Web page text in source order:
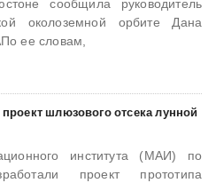
сообщила руководитель
околоземной орбите Дана
ее словам,
шлюзового отсека лунной
института (МАИ) по
проект прототипа